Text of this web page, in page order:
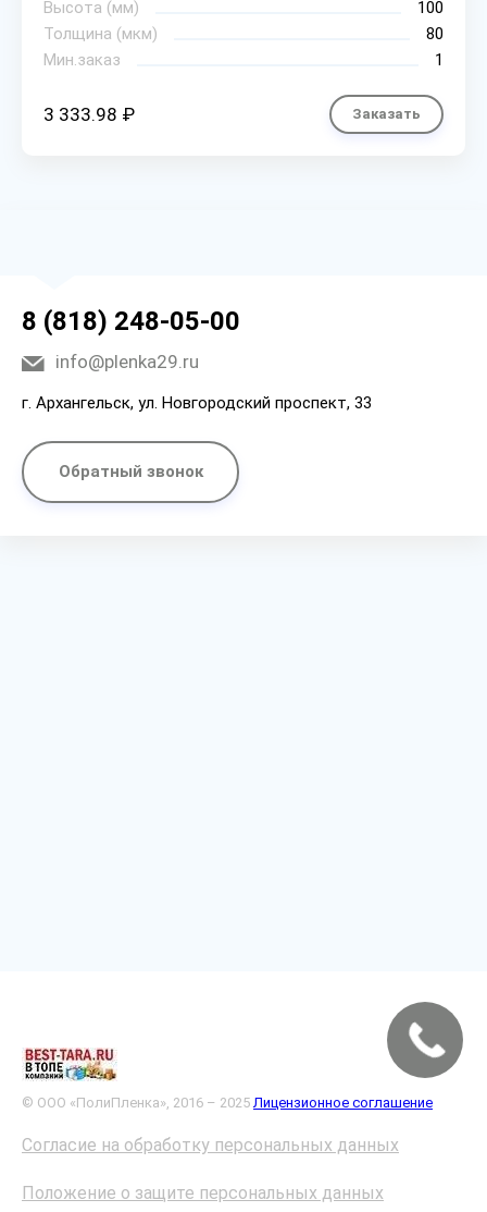
Высота (мм)
100
Толщина (мкм)
80
Мин.заказ
1
3 333.98 ₽ Заказать
8 (818) 248-05-00
info@plenka29.ru
г. Архангельск, ул. Новгородский проспект, 33
Обратный звонок
© ООО «ПолиПленка», 2016 – 2025 Лицензионное соглашение
Согласие на обработку персональных данных
Положение о защите персональных данных